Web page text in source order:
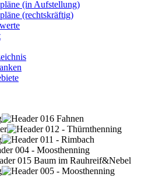
(in Aufstellung)
(rechtskräftig)